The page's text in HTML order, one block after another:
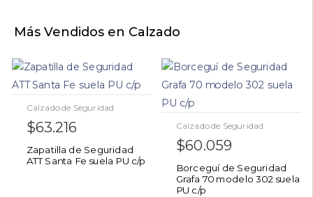
Más Vendidos en Calzado
Calzado de Seguridad
$63.216
Zapatilla de Seguridad
ATT Santa Fe suela PU c/p
Calzado de Seguridad
$60.059
Borceguí de Seguridad
Grafa 70 modelo 302 suela
PU c/p